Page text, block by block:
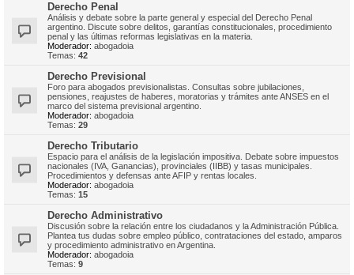
Derecho Penal
Análisis y debate sobre la parte general y especial del Derecho Penal
argentino. Discute sobre delitos, garantías constitucionales, procedimiento
penal y las últimas reformas legislativas en la materia.
Moderador: abogadoia
Temas: 42
Derecho Previsional
Foro para abogados previsionalistas. Consultas sobre jubilaciones,
pensiones, reajustes de haberes, moratorias y trámites ante ANSES en el
marco del sistema previsional argentino.
Moderador: abogadoia
Temas: 29
Derecho Tributario
Espacio para el análisis de la legislación impositiva. Debate sobre impuestos
nacionales (IVA, Ganancias), provinciales (IIBB) y tasas municipales.
Procedimientos y defensas ante AFIP y rentas locales.
Moderador: abogadoia
Temas: 15
Derecho Administrativo
Discusión sobre la relación entre los ciudadanos y la Administración Pública.
Plantea tus dudas sobre empleo público, contrataciones del estado, amparos
y procedimiento administrativo en Argentina.
Moderador: abogadoia
Temas: 9